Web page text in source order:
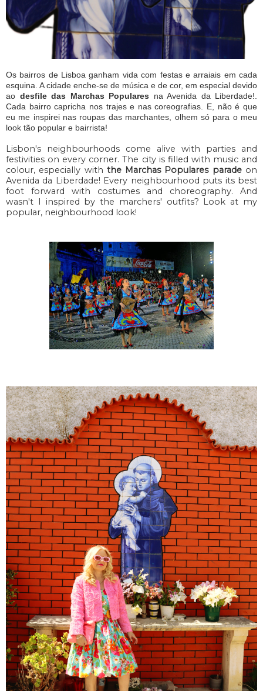
Os bairros de Lisboa ganham vida com festas e arraiais em cada
esquina. A cidade enche-se de música e de cor, em especial devido
ao desfile das Marchas Populares na Avenida da Liberdade!.
Cada bairro capricha nos trajes e nas coreografias. E, não é que
eu me inspirei nas roupas das marchantes, olhem só para o meu
look tão popular e bairrista!
Lisbon's neighbourhoods come alive with parties and
festivities on every corner. The city is filled with music and
colour, especially with the Marchas Populares paradeon
Avenida da Liberdade! Every neighbourhood puts its best
foot forward with costumes and choreography. And
wasn't I inspired by the marchers' outfits? Look at my
popular, neighbourhood look!